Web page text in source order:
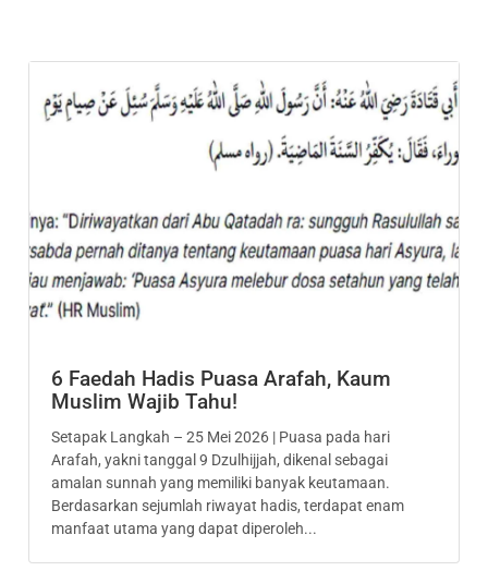
6 Faedah Hadis Puasa Arafah, Kaum
Muslim Wajib Tahu!
Setapak Langkah – 25 Mei 2026 | Puasa pada hari
Arafah, yakni tanggal 9 Dzulhijjah, dikenal sebagai
amalan sunnah yang memiliki banyak keutamaan.
Berdasarkan sejumlah riwayat hadis, terdapat enam
manfaat utama yang dapat diperoleh...